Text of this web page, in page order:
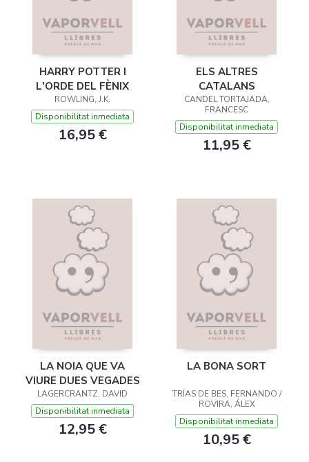
HARRY POTTER I
L'ORDE DEL FÈNIX
ROWLING, J.K.
Disponibilitat inmediata
16,95 €
ELS ALTRES
CATALANS
CANDEL TORTAJADA,
FRANCESC
Disponibilitat inmediata
11,95 €
LA NOIA QUE VA
VIURE DUES VEGADES
LAGERCRANTZ, DAVID
Disponibilitat inmediata
12,95 €
LA BONA SORT
TRÍAS DE BES, FERNANDO /
ROVIRA, ÁLEX
Disponibilitat inmediata
10,95 €